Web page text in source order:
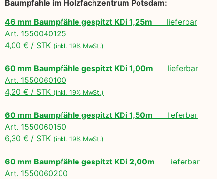
Baumpfahle im Holzfachzentrum Potsdam:
46 mm Baumpfähle gespitzt KDi 1,25m lieferbar
Art. 1550040125
4,00 € / STK (inkl. 19% MwSt.)
60 mm Baumpfähle gespitzt KDi 1,00m lieferbar
Art. 1550060100
4,20 € / STK (inkl. 19% MwSt.)
60 mm Baumpfähle gespitzt KDi 1,50m lieferbar
Art. 1550060150
6,30 € / STK (inkl. 19% MwSt.)
60 mm Baumpfähle gespitzt KDi 2,00m lieferbar
Art. 1550060200